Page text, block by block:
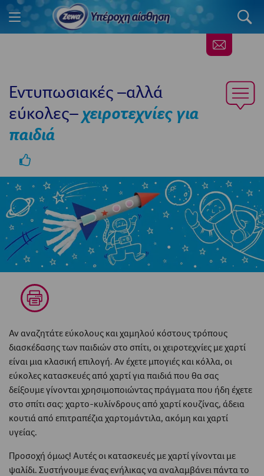
Εντυπωσιακές –αλλά
εύκολες–χειροτεχνίες για
παιδιά
Αν αναζητάτε εύκολους και χαμηλού κόστους τρόπους
διασκέδασης των παιδιών στο σπίτι, οι χειροτεχνίες με χαρτί
είναι μια κλασική επιλογή. Αν έχετε μπογιές και κόλλα, οι
εύκολες κατασκευές από χαρτί για παιδιά που θα σας
δείξουμε γίνονται χρησιμοποιώντας πράγματα που ήδη έχετε
στο σπίτι σας: χαρτο-κυλίνδρους από χαρτί κουζίνας, άδεια
κουτιά από επιτραπέζια χαρτομάντιλα, ακόμη και χαρτί
υγείας.
Προσοχή όμως! Αυτές οι κατασκευές με χαρτί γίνονται με
ψαλίδι. Συστήνουμε ένας ενήλικας να αναλαμβάνει πάντα το